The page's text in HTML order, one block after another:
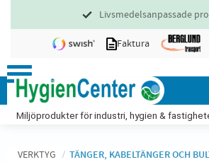
Meny
Livsmedelsanpassade
Faktura
Miljöprodukter för industri, hygien &
VERKTYG TÄNGER, KABELTÄNGER OCH